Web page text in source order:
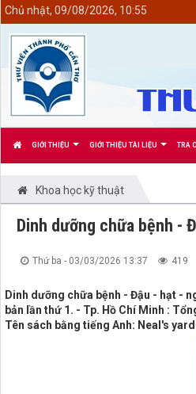
GIỚI THIỆU GIỚI THIỆU TÀI LIỆU TRA
Chủ nhật, 09/08/2026, 10:55
Khoa học kỹ thuật
Dinh dưỡng chữa bệnh -
Thứ ba - 03/03/2026 13:37 419
Dinh dưỡng chữa bệnh - Đậu - hạt -
bản lần thứ 1. - Tp. Hồ Chí Minh :
Tên sách bằng tiếng Anh: Neal's
<